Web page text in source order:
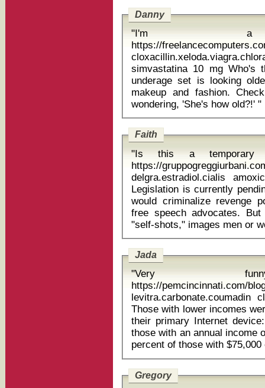
Danny
"I'm a
https://
simvastatina 10 mg Who's that woman - err - girl? Tinseltown's
underage set is looking
makeup and fashion.
wondering, 'She's how old?!' "
Faith
"Is this a temporary
https://
delgra.estradiol.cialis
Legislation is currently
would criminalize revenge
free speech advocates.
Jada
"Very
https://pemcincinnati.com/
levitra.carbonate.coumadin
Those with lower incomes
their primary Internet
those with an annual income
Gregory